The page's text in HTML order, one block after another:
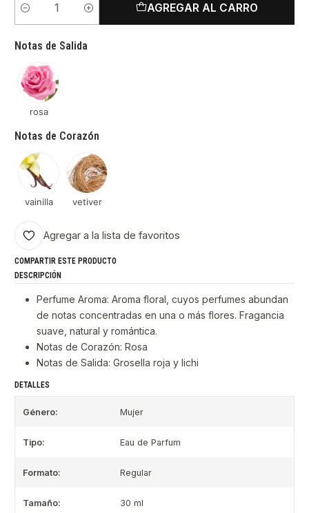
Cantidad
AGREGAR AL CARRO
Notas de Salida
rosa
Notas de Corazón
vainilla vetiver
Agregar a la lista de favoritos
COMPARTIR ESTE PRODUCTO
DESCRIPCIÓN
Perfume Aroma: Aroma floral, cuyos perfumes abundan
de notas concentradas en una o más flores. Fragancia
suave, natural y romántica.
Notas de Corazón: Rosa
Notas de Salida: Grosella roja y lichi
DETALLES
Género: Mujer
Tipo: Eau de Parfum
Formato: Regular
Tamaño: 30 ml